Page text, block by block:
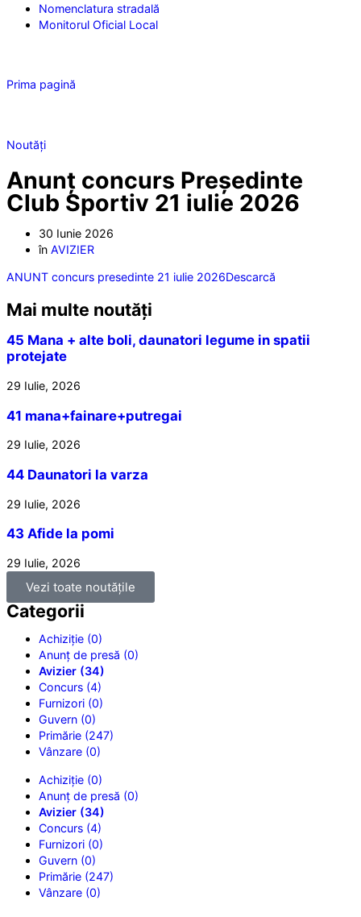
Nomenclatura stradală
Monitorul Oficial Local
Prima pagină
Noutăți
Anunț concurs Președinte
Club Sportiv 21 iulie 2026
30 Iunie 2026
în AVIZIER
ANUNT concurs presedinte 21 iulie 2026Descarcă
Mai multe noutăți
45 Mana + alte boli, daunatori legume in spatii
protejate
29 Iulie, 2026
41 mana+fainare+putregai
29 Iulie, 2026
44 Daunatori la varza
29 Iulie, 2026
43 Afide la pomi
29 Iulie, 2026
Vezi toate noutățile
Categorii
Achiziție (0)
Anunț de presă (0)
Avizier (34)
Concurs (4)
Furnizori (0)
Guvern (0)
Primărie (247)
Vânzare (0)
Achiziție (0)
Anunț de presă (0)
Avizier (34)
Concurs (4)
Furnizori (0)
Guvern (0)
Primărie (247)
Vânzare (0)